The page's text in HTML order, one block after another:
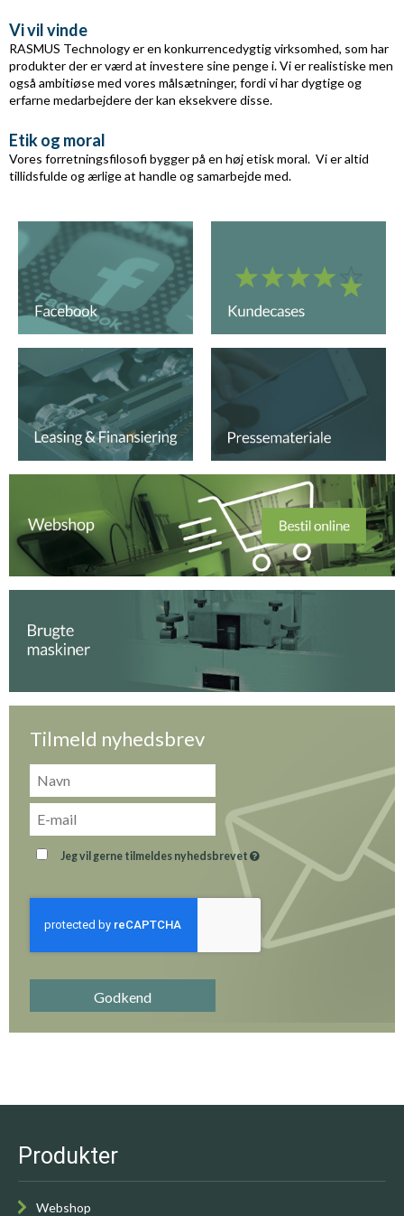
Vi vil vinde
RASMUS Technology er en konkurrencedygtig virksomhed, som har
produkter der er værd at investere sine penge i. Vi er realistiske men
også ambitiøse med vores målsætninger, fordi vi har dygtige og
erfarne medarbejdere der kan eksekvere disse.
Etik og moral
Vores forretningsfilosofi bygger på en høj etisk moral. Vi er altid
tillidsfulde og ærlige at handle og samarbejde med.
Tilmeld nyhedsbrev
Jeg vil gerne tilmeldes nyhedsbrevet
Godkend
Produkter
Webshop